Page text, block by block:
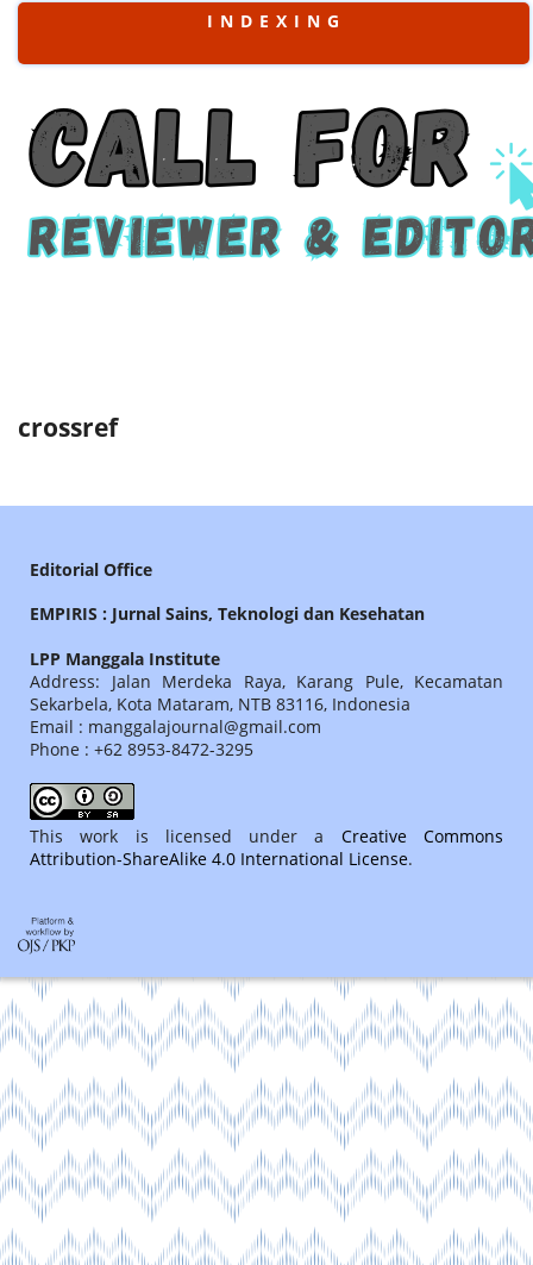
I N D E X I N G
crossref
Editorial Office
EMPIRIS : Jurnal Sains, Teknologi dan Kesehatan
LPP Manggala Institute
Address: Jalan Merdeka Raya, Karang Pule, Kecamatan
Sekarbela, Kota Mataram, NTB 83116, Indonesia
Email : manggalajournal@gmail.com
Phone : +62 8953-8472-3295
This work is licensed under a Creative Commons
Attribution-ShareAlike 4.0 International License.